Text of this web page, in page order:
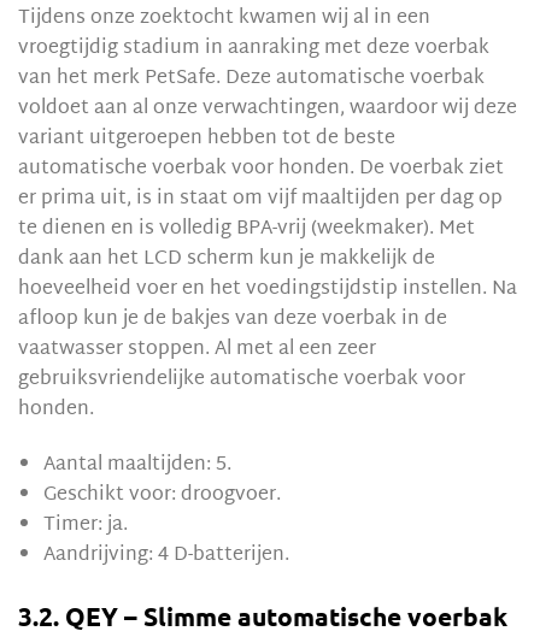
Tijdens onze zoektocht kwamen wij al in een
vroegtijdig stadium in aanraking met deze voerbak
van het merk PetSafe. Deze automatische voerbak
voldoet aan al onze verwachtingen, waardoor wij deze
variant uitgeroepen hebben tot de beste
automatische voerbak voor honden. De voerbak ziet
er prima uit, is in staat om vijf maaltijden per dag op
te dienen en is volledig BPA-vrij (weekmaker). Met
dank aan het LCD scherm kun je makkelijk de
hoeveelheid voer en het voedingstijdstip instellen. Na
afloop kun je de bakjes van deze voerbak in de
vaatwasser stoppen. Al met al een zeer
gebruiksvriendelijke automatische voerbak voor
honden.
Aantal maaltijden: 5.
Geschikt voor: droogvoer.
Timer: ja.
Aandrijving: 4 D-batterijen.
3.2. QEY – Slimme automatische voerbak